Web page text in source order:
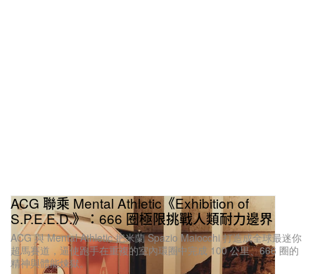
ACG 聯乘 Mental Athletic《Exhibition of
S.P.E.E.D.》：666 圈極限挑戰人類耐力邊界
ACG 與 Mental Athletic 把米蘭 Spazio Maiocchi 打造成全球最迷你
超馬賽道，逼使跑手在重複的室內環圈中完成 100 公里、666 圈的
精神與體能煉獄。